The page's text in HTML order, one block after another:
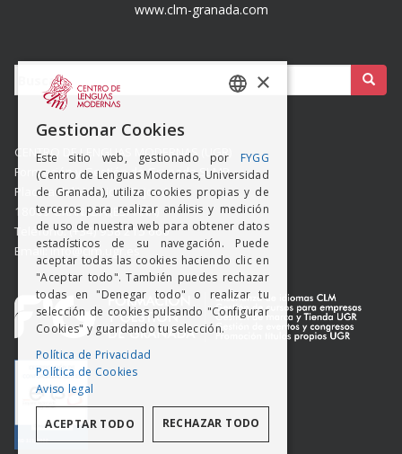
www.clm-granada.com
Buscar:
CENTRO DE LENGUAS MODERNAS (UGR)
Formación y Gestión de Granada SLMP
Placeta del Hospicio Viejo s/n
18009 GRANADA (ESPAÑA)
Teléfono: (+34) 958 215 660
Email: info@clm.ugr.es
×
Gestionar Cookies
Este sitio web, gestionado por FYGG
(Centro de Lenguas Modernas, Universidad
de Granada), utiliza cookies propias y de
terceros para realizar análisis y medición
de uso de nuestra web para obtener datos
estadísticos de su navegación. Puede
aceptar todas las cookies haciendo clic en
"Aceptar todo". También puedes rechazar
todas en "Denegar todo" o realizar tu
selección de cookies pulsando "Configurar
Cookies" y guardando tu selección.
Política de Privacidad
Política de Cookies
Aviso legal
ACEPTAR TODO RECHAZAR TODO